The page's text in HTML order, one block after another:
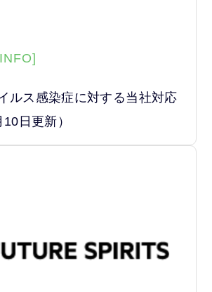
ルス感染症に対する当社対応
日更新）